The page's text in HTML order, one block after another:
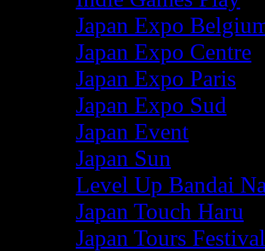
Japan Expo
Japan Expo Centre
Japan Expo Paris
Japan Expo Sud
Japan Event
Japan Sun
Level Up Bandai
Japan Touch Haru
Japan Tours Festival